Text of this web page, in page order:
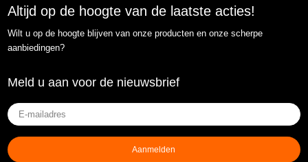
Altijd op de hoogte van de laatste acties!
Wilt u op de hoogte blijven van onze producten en onze scherpe
aanbiedingen?
Meld u aan voor de nieuwsbrief
E-
mailadres(Vereist)
Aanmelden